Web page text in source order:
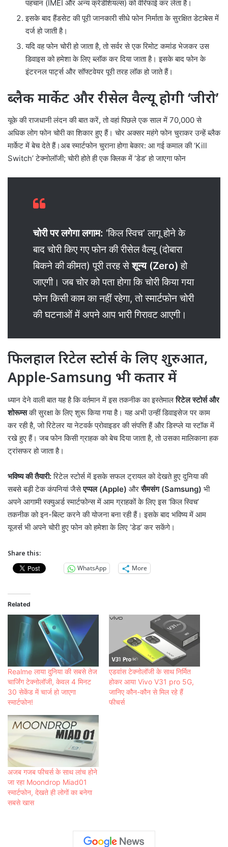
पहचान (IMEI और अन्य क्रेडेंशियल्स) को वेरिफाई कर लेता है।
इसके बाद हैंडसेट की पूरी जानकारी सीधे फोन निर्माता के सुरक्षित डेटाबेस में
दर्ज हो जाती है।
यदि वह फोन चोरी हो जाता है, तो सर्वर से एक रिमोट कमांड भेजकर उस
डिवाइस को हमेशा के लिए ब्लॉक कर दिया जाता है। इसके बाद फोन के
इंटरनल पार्ट्स और सॉफ्टवेयर पूरी तरह लॉक हो जाते हैं।
ब्लैक मार्केट और रीसेल वैल्यू होगी ‘जीरो’
यूके की राजधानी लंदन की बात करें, तो वहां पिछले एक साल में 70,000 से
अधिक लोग फोन चोरी का शिकार हुए हैं। चोर अक्सर महंगे फोन चुराकर उन्हें ब्लैक
मार्केट में बेच देते हैं।अब स्मार्टफोन चुराना होगा बेकार: आ गई कमाल की ‘Kill
Switch’ टेक्नोलॉजी; चोरी होते ही एक क्लिक में ‘डेड’ हो जाएगा फोन
चोरी पर लगेगा लगाम: ‘किल स्विच’ लागू होने के
बाद चोरी किए गए फोन की रीसेल वैल्यू (दोबारा
बिकने की कीमत) पूरी तरह सेशून्य (Zero) हो
जाएगी। जब चोर को पता होगा कि चोरी किया गया
फोन किसी काम का नहीं रहेगा, तो स्मार्टफोन चोरी
की घटनाओं में अपने आप भारी गिरावट आएगी।
फिलहाल रिटेल स्टोर्स के लिए शुरुआत,
Apple-Samsung भी कतार में
ध्यान देने वाली बात यह है कि वर्तमान में इस तकनीक का इस्तेमालरिटेल स्टोर्स और
शोरूम्सकी सुरक्षा के लिए शुरू किया गया है। यह अभी उन्हीं डिवाइसेज पर काम
कर रही है, जो रिटेलर या नेटवर्क प्रोवाइडर की संपत्ति हैं और डिस्प्ले या स्टॉक में
रखे हुए हैं। जब फोन किसी ग्राहक को बेच दिया जाता है, तो उसका मालिकाना हक
ट्रांसफर हो जाता है।
भविष्य की तैयारी:रिटेल स्टोर्स में इसके सफल ट्रायल को देखते हुए दुनिया की
सबसे बड़ी टेक कंपनियां जैसेएप्पल (Apple) औरसैमसंग (Samsung) भी
अपने आगामी स्क्युअर्ड स्मार्टफोन्स में आम ग्राहकों के लिए इस ‘किल स्विच’
तकनीक को इन-बिल्ट करने की योजना बना रही हैं। इसके बाद भविष्य में आम
यूजर्स भी अपने चोरी हुए फोन को हमेशा के लिए ‘डेड’ कर सकेंगे।
Share this:
WhatsApp
More
Related
Realme लाया दुनिया की सबसे तेज
चार्जिंग टेक्नोलॉजी, केवल 4 मिनट
30 सेकेंड में चार्ज हो जाएगा
स्मार्टफोन!
एडवांस टेक्नोलॉजी के साथ निर्मित
होकर आया Vivo V31 pro 5G,
जानिए कौन-कौन से मिल रहे हैं
फीचर्स
अजब गजब फीचर्स के साथ लांच होने
जा रहा Moondrop Miad01
स्मार्टफोन, देखते ही लोगों का बनेगा
सबसे खास